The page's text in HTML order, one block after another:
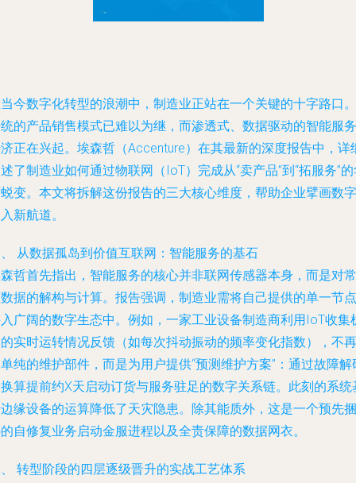
今数字化转型的浪潮中，制造业正站在一个关键的十字路口。
的产品销售模式已难以为继，而渗透式、数据驱动的智能服务
正在兴起。埃森哲（Accenture）在其最新的深度报告中，详
了制造业如何通过物联网（IoT）完成从“卖产品”到“拓服务”
变。本文将拆解这份报告的三大核心维度，帮助企业擘画数字
新航道。
从数据孤岛到价值互联网：智能服务的基石
哲首先指出，智能服务的核心并非联网传感器本身，而是对常
据的解构与计算。报告强调，制造业需将自己提供的单一节点
广阔的数字生态中。例如，一家工业设备制造商利用IoT收集
实时运转情况反馈（如每次抖动振动的频率变化指数），不再
纯的维护部件，而是为用户提供“预测维护方案”：通过故障解
算提前约X天启动订货与服务驻足的数字关系链。此刻的系统
缘设备的运算降低了天灾隐患。除其能质外，这是一个预先捆
自修复业务启动金服进程以及全责保障的数据网衣。
转型阶段的四层逐级晋升的实战工艺体系